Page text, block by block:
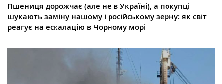
Пшениця дорожчає (але не в Україні), а покупці
шукають заміну нашому і російському зерну: як світ
реагує на ескалацію в Чорному морі